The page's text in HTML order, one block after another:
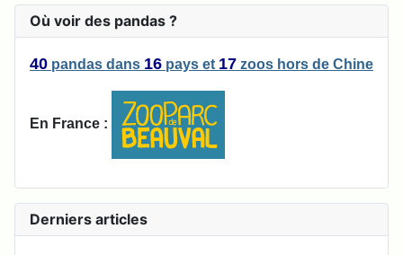
Où voir des pandas ?
40 pandas dans 16 pays et 17 zoos hors de Chine
En France :
Derniers articles